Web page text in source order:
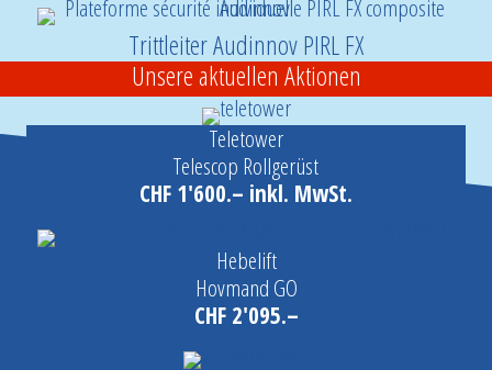
Trittleiter Audinnov PIRL FX
Unsere aktuellen Aktionen
Teletower
Telescop Rollgerüst
CHF 1'600.– inkl. MwSt.
Hebelift
Hovmand GO
CHF 2'095.–